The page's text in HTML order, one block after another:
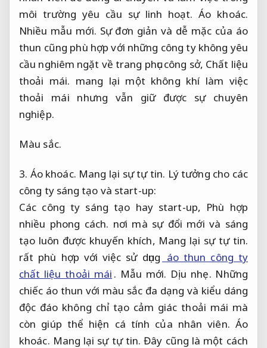
môi trường yêu cầu sự linh hoạt.Áo khoác.
Nhiều mẫu mới. Sự đơn giản và dễ mặc của áo
thun cũng phù hợp với những công ty không yêu
cầu nghiêm ngặt về trang phục công sở, Chất liệu
thoải mái. mang lại một không khí làm việc
thoải mái nhưng vẫn giữ được sự chuyên
nghiệp.
Màu sắc.
3. Áo khoác. Mang lại sự tự tin. Lý tưởng cho các
công ty sáng tạo và start-up:
Các công ty sáng tạo hay start-up, Phù hợp
nhiều phong cách. nơi mà sự đổi mới và sáng
tạo luôn được khuyến khích, Mang lại sự tự tin.
rất phù hợp với việc sử dụng áo thun công ty
chất liệu thoải mái . Mẫu mới. Dịu nhẹ. Những
chiếc áo thun với màu sắc đa dạng và kiểu dáng
độc đáo không chỉ tạo cảm giác thoải mái mà
còn giúp thể hiện cá tính của nhân viên. Áo
khoác. Mang lại sự tự tin. Đây cũng là một cách